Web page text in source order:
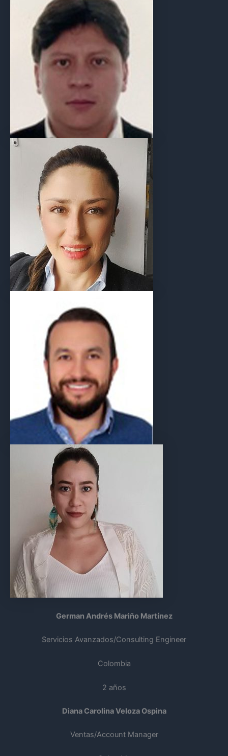
German Andrés Mariño Martínez
Servicios Avanzados/Consulting Engineer
Colombia
2 años
Diana Carolina Veloza Ospina
Ventas/Account Manager